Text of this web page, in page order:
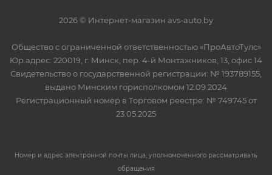
2026 © Интернет-магазин avs-auto.by
Общество с ограниченной ответственностью «ПроАвтоТулс»
Юр.адрес: 220019, г. Минск, пер. 4-й Монтажников, 13, офис 14
Свидетельство о государственной регистрации: № 193789155,
выдано Минским горисполкомом 12.09.2024
Регистрационный номер в Торговом реестре: № 749745 от
23.05.2025
Номер и адрес электронной почты лица, уполномоченного рассматривать
обращения